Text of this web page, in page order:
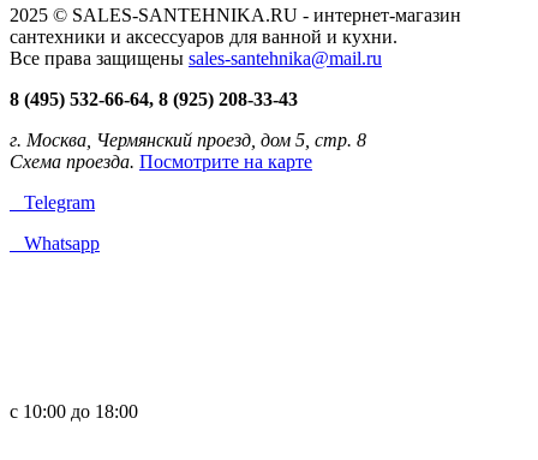
2025 © SALES-SANTEHNIKA.RU - интернет-магазин
сантехники и аксессуаров для ванной и кухни.
Все права защищены sales-santehnika@mail.ru
8 (495) 532-66-64, 8 (925) 208-33-43
г. Москва, Чермянский проезд, дом 5, стр. 8
Схема проезда. Посмотрите на карте
Telegram
Whatsapp
с 10:00 до 18:00